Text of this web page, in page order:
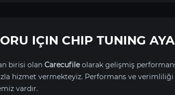
IÇIN CHIP TUNING
birisi olan Carecufileolarak gelişmiş
hizmet vermekteyiz. Performans ve
vardır.